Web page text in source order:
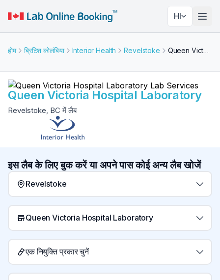
HI
होम ब्रिटिश कोलंबिया Interior Health Revelstoke Queen Victoria Hospital Laboratory
Queen Victoria Hospital Laboratory
Revelstoke, BC में लैब
इस लैब के लिए बुक करें या अपने पास कोई अन्य लैब खोजें
Revelstoke
Queen Victoria Hospital Laboratory
एक नियुक्ति प्रकार चुनें